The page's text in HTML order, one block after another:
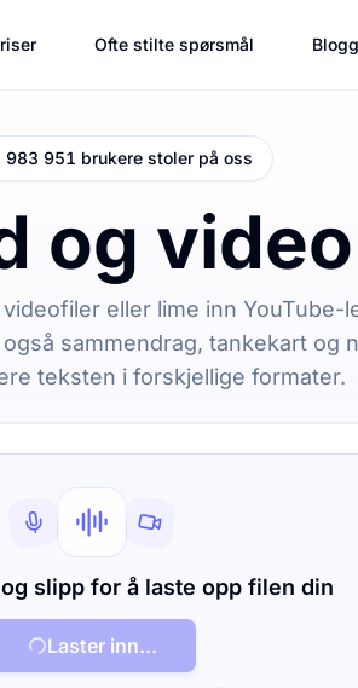
Ofte stilte spørsmål Blogg
983 951 brukere stoler på oss
og
eller lime inn YouTube-
sammendrag, tankekart og
teksten i forskjellige formater.
slipp for å laste opp filen din
Laster inn...